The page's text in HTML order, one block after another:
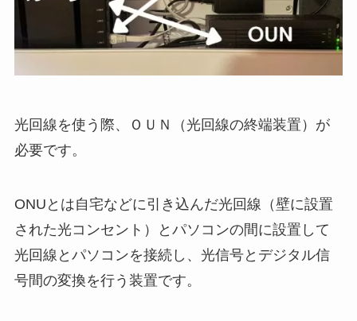
光回線を使う際、ＯＵＮ（光回線の終端装置）が
必要です。
ONUとは自宅などに引き込んだ光回線（壁に設置
された光コンセント）とパソコンの間に設置して
光回線とパソコンを接続し、光信号とデジタル信
号間の変換を行う装置です。